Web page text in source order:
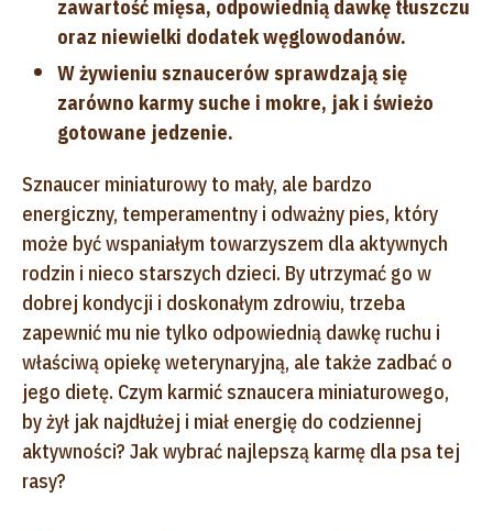
zawartość mięsa, odpowiednią dawkę tłuszczu
oraz niewielki dodatek węglowodanów.
W żywieniu sznaucerów sprawdzają się
zarówno karmy suche i mokre, jak i świeżo
gotowane jedzenie.
Sznaucer miniaturowy to mały, ale bardzo
energiczny, temperamentny i odważny pies, który
może być wspaniałym towarzyszem dla aktywnych
rodzin i nieco starszych dzieci. By utrzymać go w
dobrej kondycji i doskonałym zdrowiu, trzeba
zapewnić mu nie tylko odpowiednią dawkę ruchu i
właściwą opiekę weterynaryjną, ale także zadbać o
jego dietę. Czym karmić sznaucera miniaturowego,
by żył jak najdłużej i miał energię do codziennej
aktywności? Jak wybrać najlepszą karmę dla psa tej
rasy?